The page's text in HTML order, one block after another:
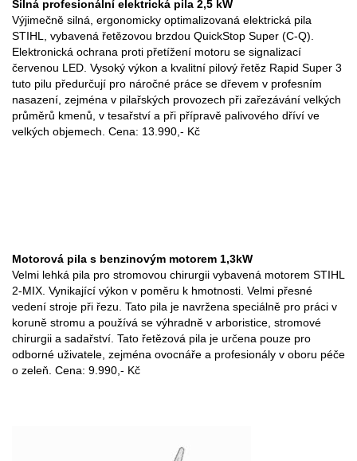
Silná profesionální elektrická pila 2,5 kW
Výjimečně silná, ergonomicky optimalizovaná elektrická pila
STIHL, vybavená řetězovou brzdou QuickStop Super (C-Q).
Elektronická ochrana proti přetížení motoru se signalizací
červenou LED. Vysoký výkon a kvalitní pilový řetěz Rapid Super 3
tuto pilu předurčují pro náročné práce se dřevem v profesním
nasazení, zejména v pilařských provozech při zařezávání velkých
průměrů kmenů, v tesařství a při přípravě palivového dříví ve
velkých objemech. Cena: 13.990,- Kč
Motorová pila s benzinovým motorem 1,3kW
Velmi lehká pila pro stromovou chirurgii vybavená motorem STIHL
2-MIX. Vynikající výkon v poměru k hmotnosti. Velmi přesné
vedení stroje při řezu. Tato pila je navržena speciálně pro práci v
koruně stromu a používá se výhradně v arboristice, stromové
chirurgii a sadařství. Tato řetězová pila je určena pouze pro
odborné uživatele, zejména ovocnáře a profesionály v oboru péče
o zeleň. Cena: 9.990,- Kč